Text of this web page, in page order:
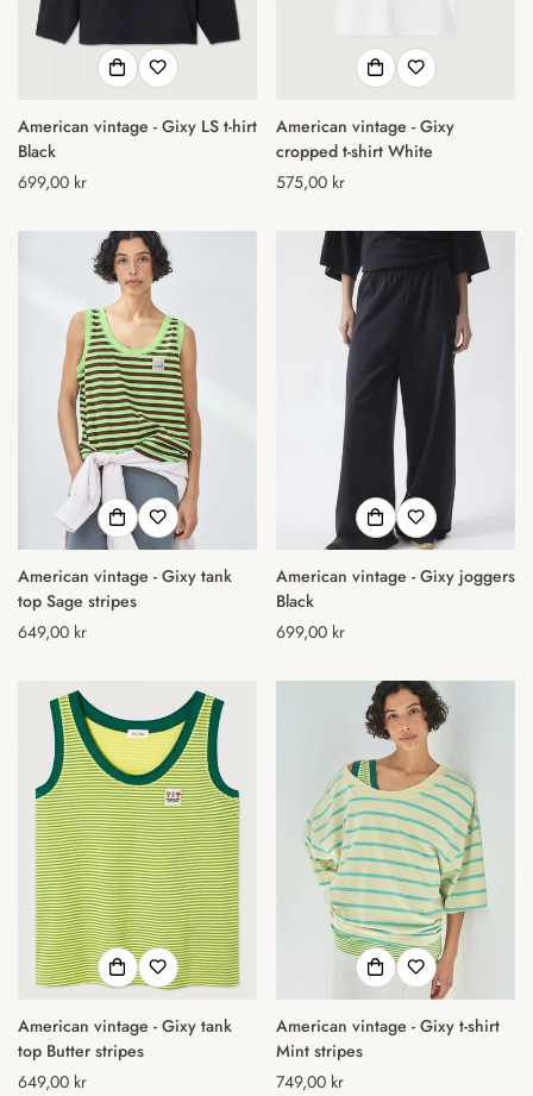
American vintage - Gixy LS t-hirt
Black
Normal
699,00 kr
American vintage - Gixy
cropped t-shirt White
Normal
575,00 kr
American vintage - Gixy tank
top Sage stripes
Normal
649,00 kr
American vintage - Gixy joggers
Black
Normal
699,00 kr
American vintage - Gixy tank
top Butter stripes
Normal
649,00 kr
American vintage - Gixy t-shirt
Mint stripes
Normal
749,00 kr